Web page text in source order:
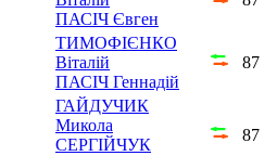
ПАСІЧ Євген
ТИМОФІЄНКО
Віталій
ПАСІЧ Геннадій
87
ГАЙДУЧИК
Микола
СЕРГІЙЧУК
87